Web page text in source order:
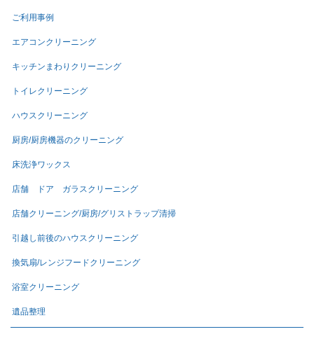
ご利用事例
エアコンクリーニング
キッチンまわりクリーニング
トイレクリーニング
ハウスクリーニング
厨房/厨房機器のクリーニング
床洗浄ワックス
店舗 ドア ガラスクリーニング
店舗クリーニング/厨房/グリストラップ清掃
引越し前後のハウスクリーニング
換気扇/レンジフードクリーニング
浴室クリーニング
遺品整理